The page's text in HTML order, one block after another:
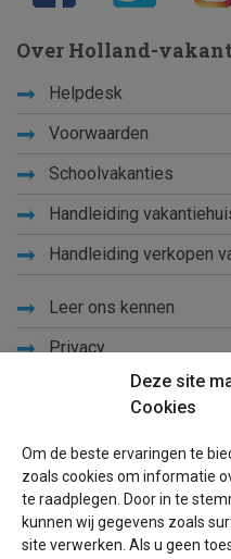
Deze site
Cookies
Om de beste ervaringen te
zoals cookies om informatie
te raadplegen. Door in te
kunnen wij gegevens zoals
site verwerken. Als u geen
Over Holland-
Helpdesk
Voorwaarden
Schoolvakanties
Handleiding
Handleiding verkopen
Leer ons kennen
Privacy
Blog
Voor eigenaren